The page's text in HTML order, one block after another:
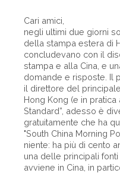
Cari amici,
negli ultimi due giorni
della stampa estera di
concludevano con il
stampa e alla Cina, e
domande e risposte. Il
il direttore del
Hong Kong (e in pratica
Standard”, adesso è
gratuitamente che ha
"South China Morning
niente: ha più di cento
una delle principali
avviene in Cina, in